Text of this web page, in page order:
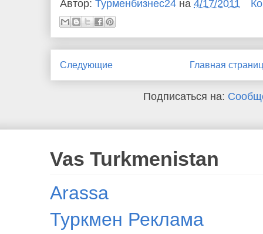
Автор: Турменбизнес24 на 4/17/2011
Следующие Главная
Подписаться на:
Vas Turkmenistan
Arassa
Туркмен Реклама